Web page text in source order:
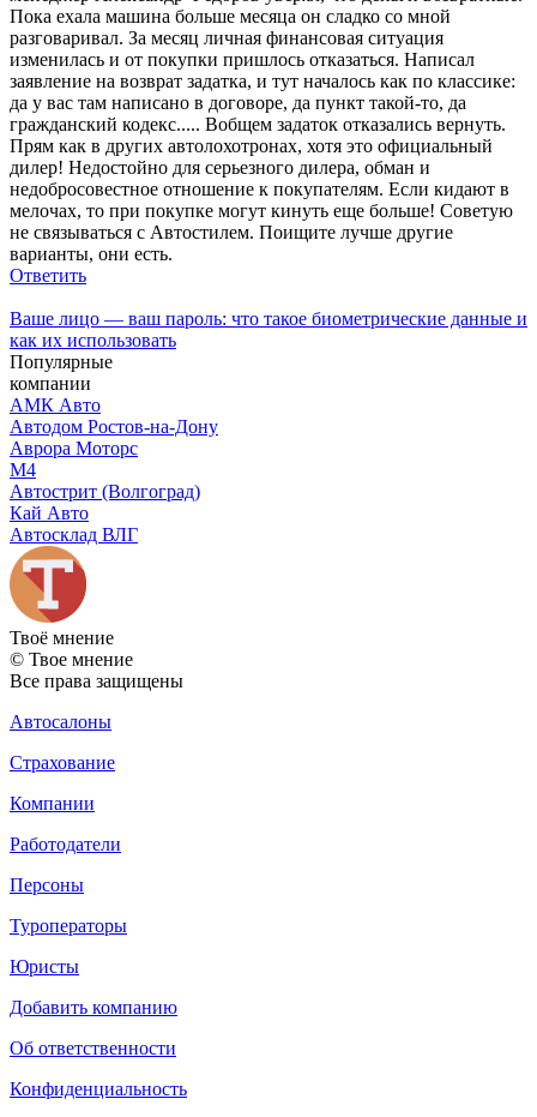
Пока ехала машина больше месяца он сладко со мной
разговаривал. За месяц личная финансовая ситуация
изменилась и от покупки пришлось отказаться. Написал
заявление на возврат задатка, и тут началось как по классике:
да у вас там написано в договоре, да пункт такой-то, да
гражданский кодекс..... Вобщем задаток отказались вернуть.
Прям как в других автолохотронах, хотя это официальный
дилер! Недостойно для серьезного дилера, обман и
недобросовестное отношение к покупателям. Если кидают в
мелочах, то при покупке могут кинуть еще больше! Советую
не связываться с Автостилем. Поищите лучше другие
варианты, они есть.
Ответить
Ваше лицо — ваш пароль: что такое биометрические данные и
как их использовать
Популярные
компании
АМК Авто
Автодом Ростов-на-Дону
Аврора Моторс
М4
Автострит (Волгоград)
Кай Авто
Автосклад ВЛГ
Твоё мнение
© Твое мнение
Все права защищены
Автосалоны
Страхование
Компании
Работодатели
Персоны
Туроператоры
Юристы
Добавить компанию
Об ответственности
Конфиденциальность